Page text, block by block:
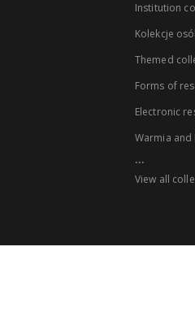
Institution
Kolekcje
Themed
Forms of
Electronic
Warmia
...
View all